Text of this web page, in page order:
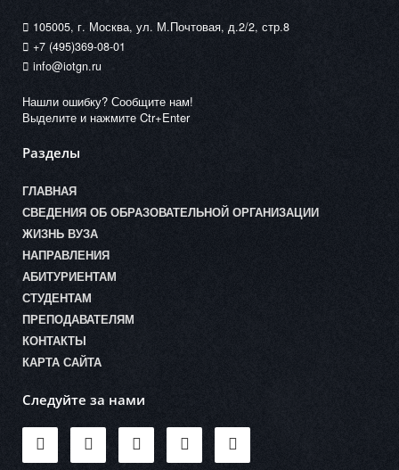
105005, г. Москва, ул. М.Почтовая, д.2/2, стр.8
+7 (495)369-08-01
info@iotgn.ru
Нашли ошибку? Сообщите нам!
Выделите и нажмите Ctr+Enter
Разделы
ГЛАВНАЯ
СВЕДЕНИЯ ОБ ОБРАЗОВАТЕЛЬНОЙ ОРГАНИЗАЦИИ
ЖИЗНЬ ВУЗА
НАПРАВЛЕНИЯ
АБИТУРИЕНТАМ
СТУДЕНТАМ
ПРЕПОДАВАТЕЛЯМ
КОНТАКТЫ
КАРТА САЙТА
Следуйте за нами